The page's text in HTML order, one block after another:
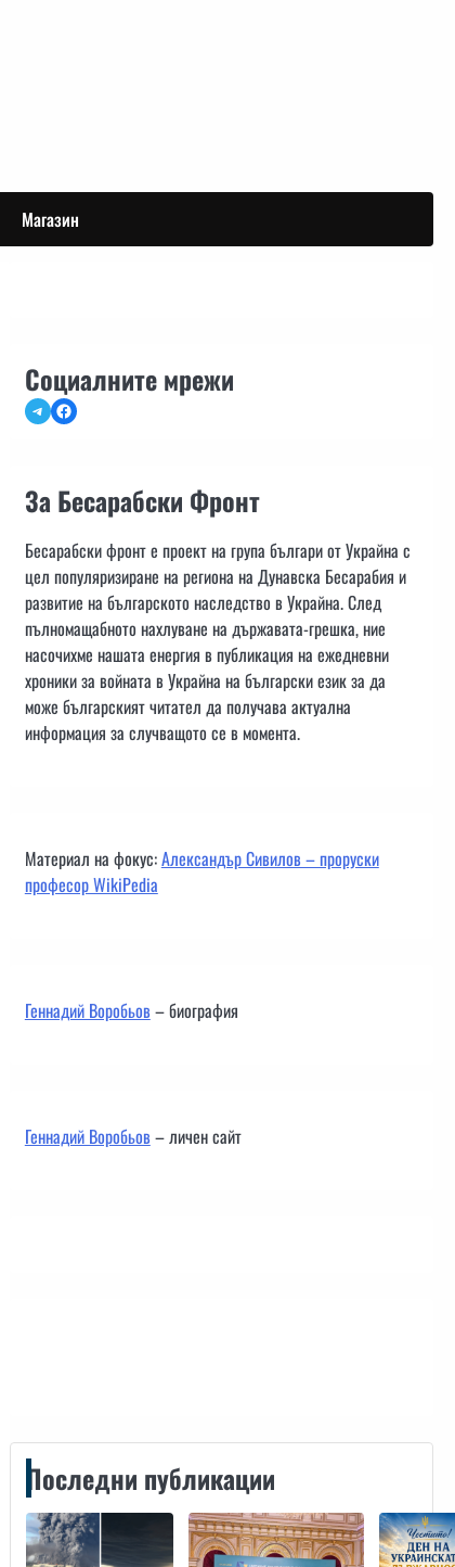
Магазин
Социалните мрежи
TelegramFacebook
За Бесарабски Фронт
Бесарабски фронт е проект на група българи от Украйна с
цел популяризиране на региона на Дунавска Бесарабия и
развитие на българското наследство в Украйна. След
пълномащабното нахлуване на държавата-грешка, ние
насочихме нашата енергия в публикация на ежедневни
хроники за войната в Украйна на български език за да
може българският читател да получава актуална
информация за случващото се в момента.
Материал на фокус:Александър Сивилов – проруски
професор WikiPedia
Геннадий Воробьов– биография
Геннадий Воробьов– личен сайт
Последни публикации